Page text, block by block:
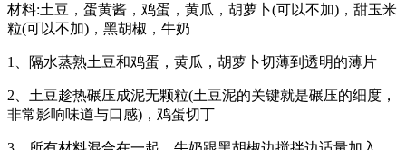
材料:土豆，蛋黄酱，鸡蛋，黄瓜，胡萝卜(可以不加)，甜玉米
粒(可以不加)，黑胡椒，牛奶
1、隔水蒸熟土豆和鸡蛋，黄瓜，胡萝卜切薄到透明的薄片
2、土豆趁热碾压成泥无颗粒(土豆泥的关键就是碾压的细度，
非常影响味道与口感)，鸡蛋切丁